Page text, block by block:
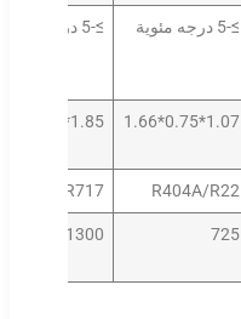
≥-5 درجه مئوية ≥-5 درجه مئوية
1.07*0.75*1.66
1.85*0.85*2.2
R404A/R22
R717
725
1300